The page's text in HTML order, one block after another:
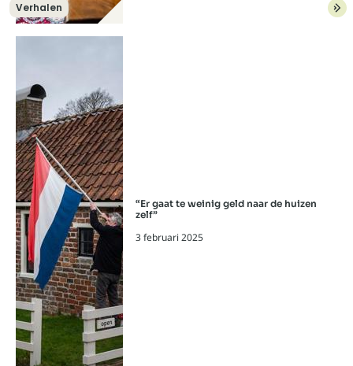
Verhalen
Lees meer over: “Iets wezenlijks
“Er gaat te weinig geld naar de huizen
zelf”
3 februari 2025